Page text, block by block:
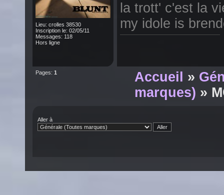
Lieu: crolles 38530
Inscription le: 02/05/11
Messages: 118
Hors ligne
la trott' c'est la
my idole is
Pages: 1 Accueil »
marques) »
Aller à